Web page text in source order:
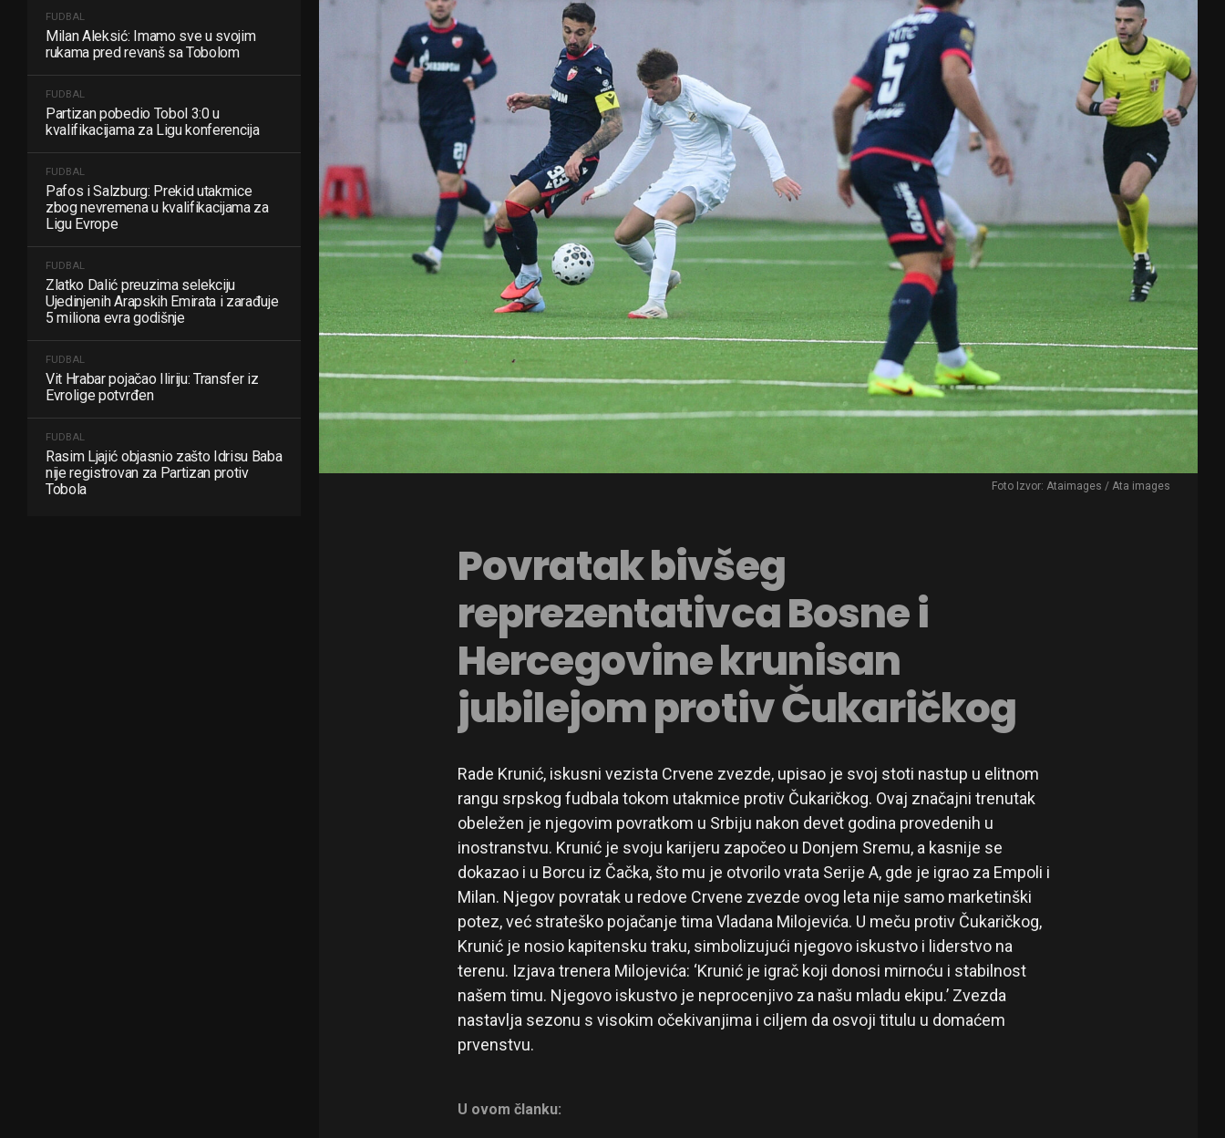
FUDBAL
Milan Aleksić: Imamo sve u svojim
rukama pred revanš sa Tobolom
FUDBAL
Partizan pobedio Tobol 3:0 u
kvalifikacijama za Ligu konferencija
FUDBAL
Pafos i Salzburg: Prekid utakmice
zbog nevremena u kvalifikacijama za
Ligu Evrope
FUDBAL
Zlatko Dalić preuzima selekciju
Ujedinjenih Arapskih Emirata i zarađuje
5 miliona evra godišnje
FUDBAL
Vit Hrabar pojačao Iliriju: Transfer iz
Evrolige potvrđen
FUDBAL
Rasim Ljajić objasnio zašto Idrisu Baba
nije registrovan za Partizan protiv
Tobola
Foto Izvor: Ataimages / Ata images
Povratak bivšeg
reprezentativca Bosne i
Hercegovine krunisan
jubilejom protiv Čukaričkog
Rade Krunić, iskusni vezista Crvene zvezde, upisao je svoj stoti nastup u elitnom
rangu srpskog fudbala tokom utakmice protiv Čukaričkog. Ovaj značajni trenutak
obeležen je njegovim povratkom u Srbiju nakon devet godina provedenih u
inostranstvu. Krunić je svoju karijeru započeo u Donjem Sremu, a kasnije se
dokazao i u Borcu iz Čačka, što mu je otvorilo vrata Serije A, gde je igrao za Empoli i
Milan. Njegov povratak u redove Crvene zvezde ovog leta nije samo marketinški
potez, već strateško pojačanje tima Vladana Milojevića. U meču protiv Čukaričkog,
Krunić je nosio kapitensku traku, simbolizujući njegovo iskustvo i liderstvo na
terenu. Izjava trenera Milojevića: ‘Krunić je igrač koji donosi mirnoću i stabilnost
našem timu. Njegovo iskustvo je neprocenjivo za našu mladu ekipu.’ Zvezda
nastavlja sezonu s visokim očekivanjima i ciljem da osvoji titulu u domaćem
prvenstvu.
U ovom članku: